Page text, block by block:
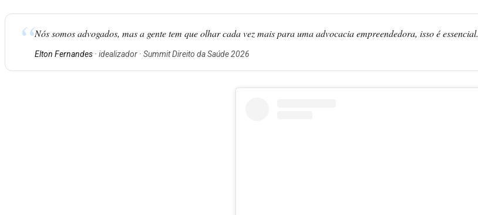
“Nós somos advogados, mas a gente tem que olhar cada vez mais para uma advocacia empreendedora, isso é essencial.
Elton Fernandes · idealizador · Summit Direito da Saúde 2026